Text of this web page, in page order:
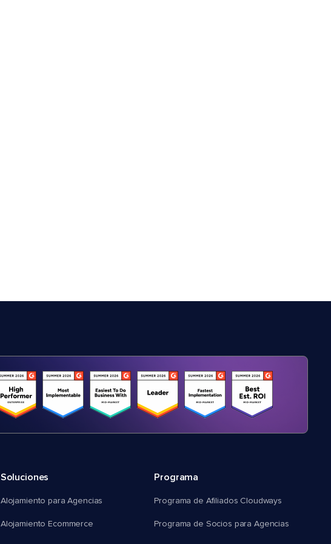
Soluciones
Alojamiento para Agencias
Alojamiento Ecommerce
Programa
Programa de Afiliados Cloudways
Programa de Socios para Agencias